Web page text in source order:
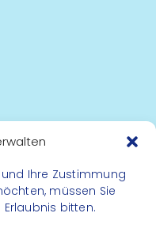
Ihre Zustimmung
müssen Sie
bitten.